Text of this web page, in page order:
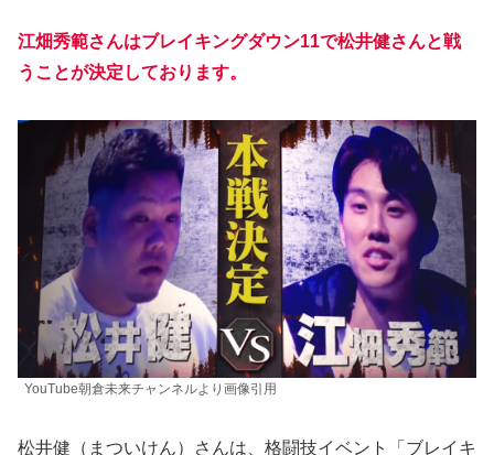
江畑秀範さんはブレイキングダウン11で松井健さんと戦
うことが決定しております。
YouTube朝倉未来チャンネルより画像引用
松井健（まついけん）さんは、格闘技イベント「ブレイキ